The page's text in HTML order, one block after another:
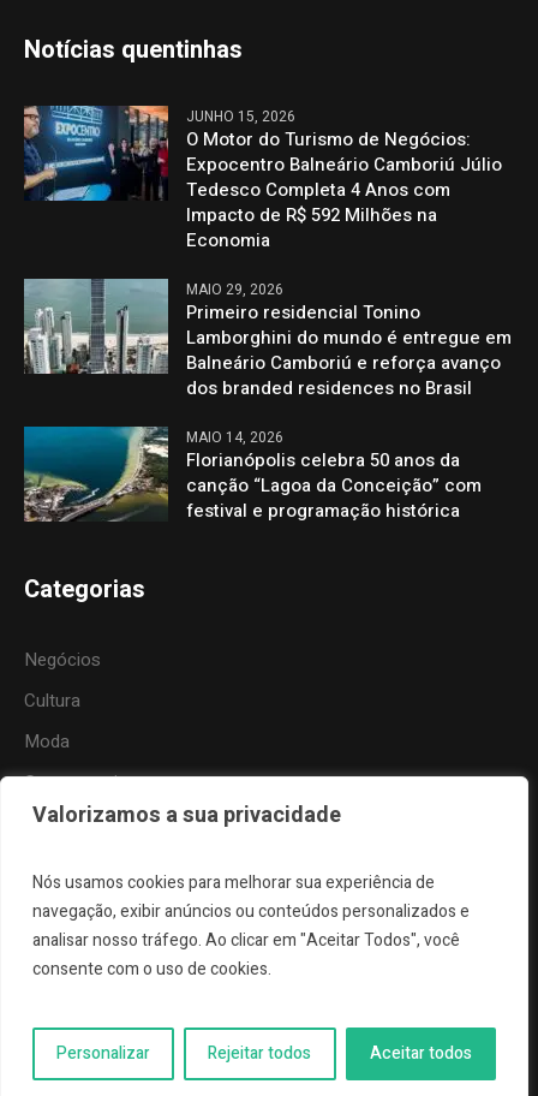
Valorizamos a sua privacidade
Nós usamos cookies para melhorar sua experiência de
navegação, exibir anúncios ou conteúdos personalizados e
analisar nosso tráfego. Ao clicar em "Aceitar Todos", você
consente com o uso de cookies.
Personalizar Rejeitar todos Aceitar todos
Notícias quentinhas
JUNHO 15, 2026
O Motor do Turismo de Negócios:
Expocentro Balneário Camboriú Júlio
Tedesco Completa 4 Anos com
Impacto de R$ 592 Milhões na
Economia
MAIO 29, 2026
Primeiro residencial Tonino
Lamborghini do mundo é entregue em
Balneário Camboriú e reforça avanço
dos branded residences no Brasil
MAIO 14, 2026
Florianópolis celebra 50 anos da
canção “Lagoa da Conceição” com
festival e programação histórica
Categorias
Negócios
Cultura
Moda
Gastronomia
Tecnologia
Viagem
Natureza
Voz do Litoral®. Todos os direitos reservados 2025.